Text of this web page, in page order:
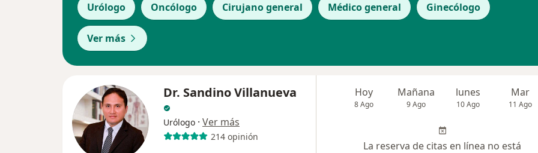
Urólogo Oncólogo Cirujano general Médico general Ginecólogo
Ver más
Dr. Sandino Villanueva
Urólogo · Ver más
214 opinión
Hoy
8 Ago
Mañana
9 Ago
lunes
10 Ago
Mar
11 Ago
La reserva de citas en línea no está